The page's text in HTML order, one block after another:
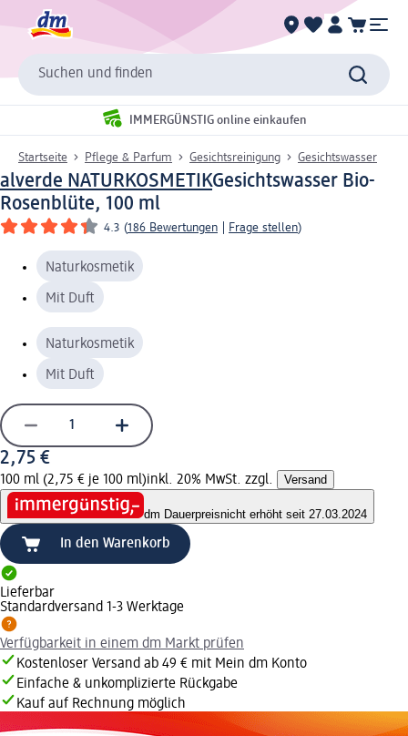
Suchen und finden
IMMERGÜNSTIG online einkaufen
Startseite Pflege & Parfum Gesichtsreinigung Gesichtswasser
alverde NATURKOSMETIKGesichtswasser Bio-
Rosenblüte, 100 ml
4.3 (186 Bewertungen Frage stellen)
Naturkosmetik
Mit Duft
Naturkosmetik
Mit Duft
2,75 €
100 ml (2,75 € je 100 ml)inkl. 20% MwSt. zzgl. Versand
dm Dauerpreisnicht erhöht seit 27.03.2024
In den Warenkorb
Lieferbar
Standardversand 1-3 Werktage
Verfügbarkeit in einem dm Markt prüfen
Kostenloser Versand ab 49 € mit Mein dm Konto
Einfache & unkomplizierte Rückgabe
Kauf auf Rechnung möglich